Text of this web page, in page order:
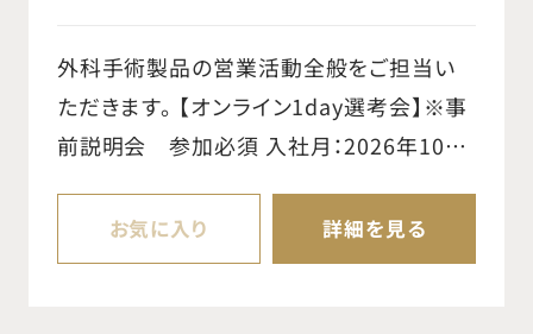
あり）
外科手術製品の営業活動全般をご担当い
ただきます。 【オンライン1day選考会】※事
前説明会 参加必須 入社月：2026年10月
説明会は、各選考会週の水曜日19:00-
20:00 【具体的な業務内容】 ○外科を中心
お気に入り 詳細を見る